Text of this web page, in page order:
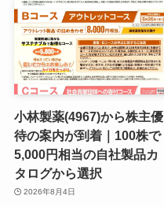
小林製薬(4967)から株主優
待の案内が到着｜100株で
5,000円相当の自社製品カ
タログから選択
2026年8月4日